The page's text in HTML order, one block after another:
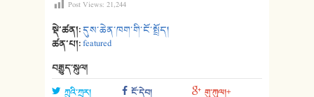
Post Views: 21,244
སྡེ་ཚན།:དུས་ཆེན་ཁག་གི་ངོ་སྤྲོད།
ཚན་པ།:featured
བརྒྱུད་སྐུལ།
ཀྲུའི་ཀྲར། ངོ་དེབ། གུ་ཀུལ།+